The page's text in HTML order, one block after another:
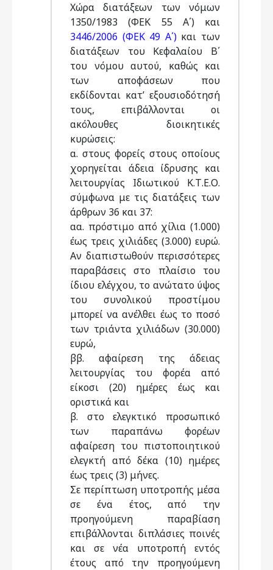
Χώρα διατάξεων των νόμων
1350/1983 (ΦΕΚ 55 Α΄) και
3446/2006 (ΦΕΚ 49 Α΄)και των
διατάξεων του Κεφαλαίου Β΄
του νόμου αυτού, καθώς και
των αποφάσεων που
εκδίδονται κατ’ εξουσιοδότησή
τους, επιβάλλονται οι
ακόλουθες διοικητικές
κυρώσεις:
α. στους φορείς στους οποίους
χορηγείται άδεια ίδρυσης και
λειτουργίας Ιδιωτικού Κ.Τ.Ε.Ο.
σύμφωνα με τις διατάξεις των
άρθρων 36 και 37:
αα. πρόστιμο από χίλια (1.000)
έως τρεις χιλιάδες (3.000) ευρώ.
Αν διαπιστωθούν περισσότερες
παραβάσεις στο πλαίσιο του
ίδιου ελέγχου, το ανώτατο ύψος
του συνολικού προστίμου
μπορεί να ανέλθει έως το ποσό
των τριάντα χιλιάδων (30.000)
ευρώ,
ββ. αφαίρεση της άδειας
λειτουργίας του φορέα από
είκοσι (20) ημέρες έως και
οριστικά και
β. στο ελεγκτικό προσωπικό
των παραπάνω φορέων
αφαίρεση του πιστοποιητικού
ελεγκτή από δέκα (10) ημέρες
έως τρεις (3) μήνες.
Σε περίπτωση υποτροπής μέσα
σε ένα έτος, από την
προηγούμενη παραβίαση
επιβάλλονται διπλάσιες ποινές
και σε νέα υποτροπή εντός
έτους από την προηγούμενη